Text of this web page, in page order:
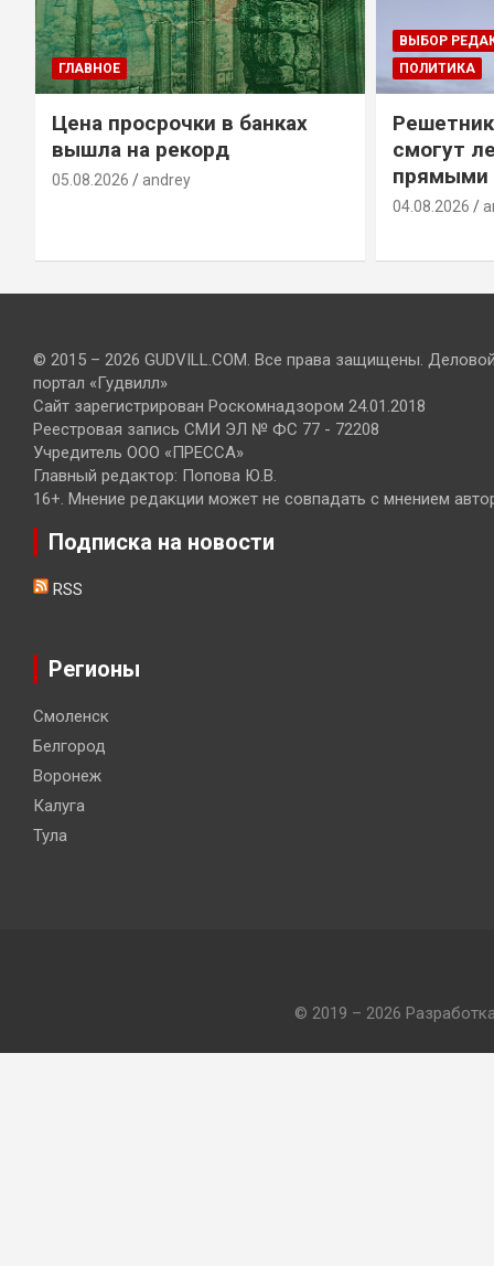
ГЛАВНОЕ
Цена просрочки в банках
вышла на рекорд
05.08.2026 andrey
ВЫБОР
ПОЛИТИКА
смогут
прямыми
04.08.2026
© 2015 – 2026 GUDVILL.COM. Все права защищены.
портал «Гудвилл»
Сайт зарегистрирован Роскомнадзором 24.01.2018
Реестровая запись СМИ ЭЛ № ФС 77 - 72208
Учредитель ООО «ПРЕССА»
Главный редактор: Попова Ю.В.
16+. Мнение редакции может не совпадать с мнением
Подписка на новости
RSS
Регионы
Смоленск
Белгород
Воронеж
Калуга
Тула
© 2019 – 2026